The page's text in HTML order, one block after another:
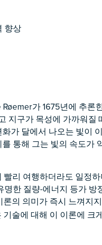
향상
가 1675년에 추론
지구가 목성에 가까워질
가 달에서 나오는 빛이
통해 그는 빛의 속도가
빨리 여행하더라도 일정
한 질량-에너지 등가 방
론의 의미가 즉시 느껴지
술에 대해 이 이론에 크